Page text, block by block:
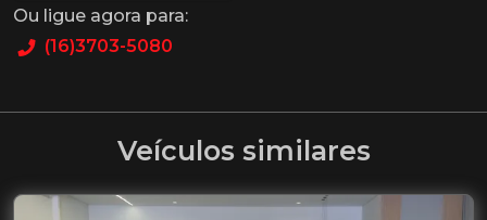
Ou ligue agora para:
(16)3703-5080
Veículos similares